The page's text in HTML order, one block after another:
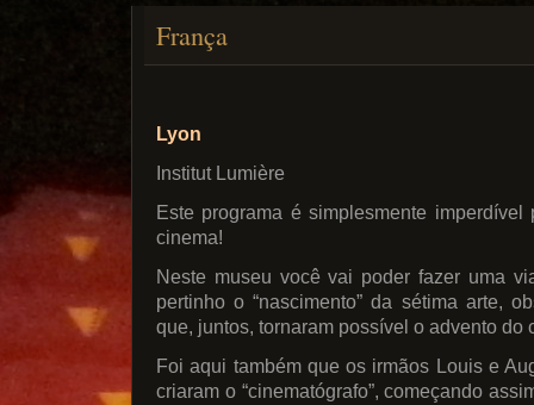
França
Lyon
Institut Lumière
Este programa é simplesmente
cinema!
Neste museu você vai poder fazer uma
pertinho o “nascimento” da sétima arte,
que, juntos, tornaram possível o advento do
Foi aqui também que os irmãos Louis e
criaram o “cinematógrafo”, começando